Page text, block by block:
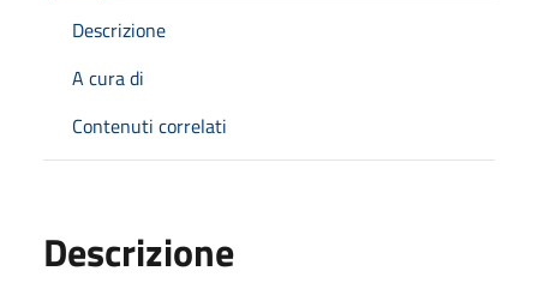
Descrizione
A cura di
Contenuti correlati
Descrizione